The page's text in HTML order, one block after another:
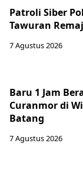
Patroli Siber
Tawuran
7 Agustus 2026
Baru 1 Jam
Curanmor di
Batang
7 Agustus 2026